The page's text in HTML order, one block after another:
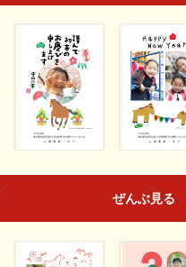
ぜんぶ見る